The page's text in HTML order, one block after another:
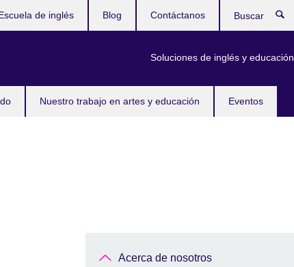
Nuestro trabajo en artes y educación Eventos
Soluciones de inglés y educación
de inglés Blog Contáctanos
Acerca de nosotros